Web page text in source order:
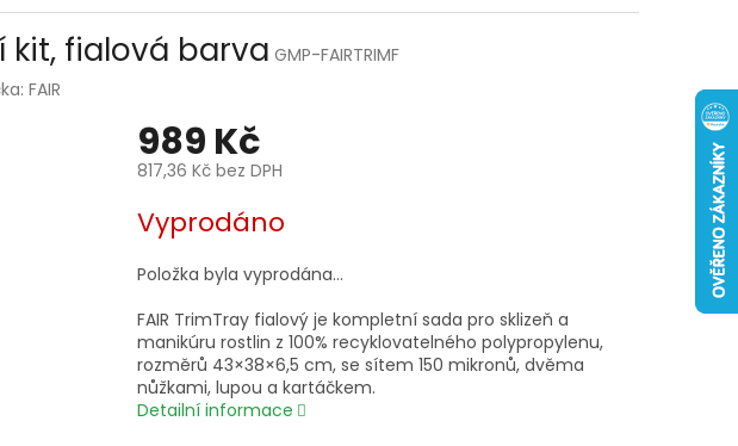
kit, fialová barva GMP-FAIRTRIMF
FAIR
989 Kč
817,36 Kč bez DPH
cena:
Vyprodáno
Položka byla vyprodána…
FAIR TrimTray fialový je kompletní sada pro sklizeň a
manikúru rostlin z 100% recyklovatelného polypropylenu,
rozměrů 43×38×6,5 cm, se sítem 150 mikronů, dvěma
nůžkami, lupou a kartáčkem.
Detailní informace